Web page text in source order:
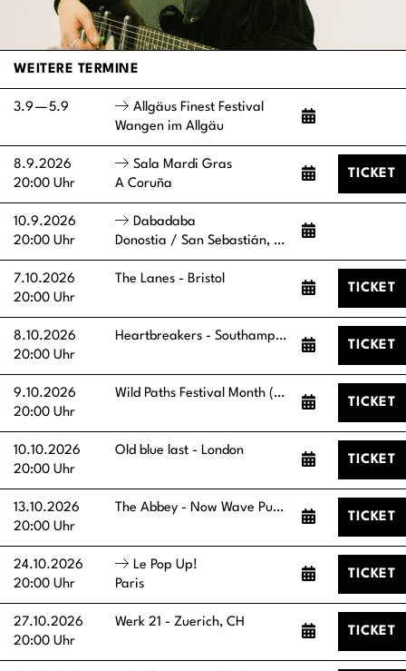
WEITERE TERMINE
3.9 —5.9
Allgäus Finest Festival
Wangen im Allgäu
8.9.2026
20:00 Uhr
Sala Mardi Gras
A Coruña
TICKET
10.9.2026
20:00 Uhr
Dabadaba
Donostia / San Sebastián, Gipuzkoa
7.10.2026
20:00 Uhr
The Lanes - Bristol
TICKET
8.10.2026
20:00 Uhr
Heartbreakers - Southampton
TICKET
9.10.2026
20:00 Uhr
Wild Paths Festival Month (Voodoo Daddys) - Norwich
TICKET
10.10.2026
20:00 Uhr
Old blue last - London
TICKET
13.10.2026
20:00 Uhr
The Abbey - Now Wave Pub - Manchester
TICKET
24.10.2026
20:00 Uhr
Le Pop Up!
Paris
TICKET
27.10.2026
20:00 Uhr
Werk 21 - Zuerich, CH
TICKET